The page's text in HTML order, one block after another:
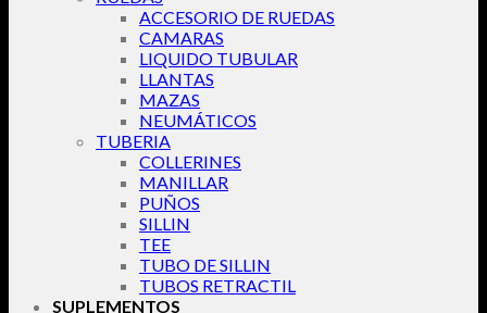
ACCESORIO DE RUEDAS
CAMARAS
LIQUIDO TUBULAR
LLANTAS
MAZAS
NEUMÁTICOS
TUBERIA
COLLERINES
MANILLAR
PUÑOS
SILLIN
TEE
TUBO DE SILLIN
TUBOS RETRACTIL
SUPLEMENTOS